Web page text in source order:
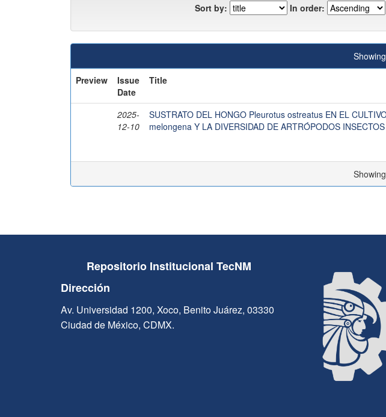
Sort by: In order:
Preview
Issue
Date
Title
2025-
12-10
SUSTRATO DEL HONGO Pleurotus ostreatus EN EL
melongena Y LA DIVERSIDAD DE ARTRÓPODOS
Repositorio Institucional TecNM
Dirección
Av. Universidad 1200, Xoco, Benito Juárez, 03330
Ciudad de México, CDMX.